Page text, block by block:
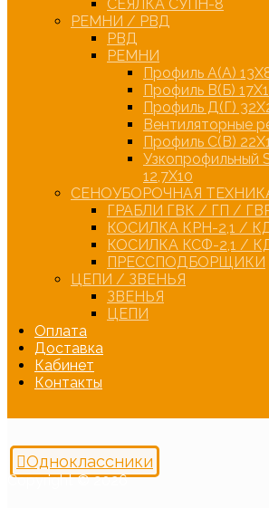
СЕЯЛКА СУПН-8
РЕМНИ / РВД
РВД
РЕМНИ
Профиль А(А)
Профиль В(Б)
Профиль Д(Г)
Вентиляторные
Профиль С(В)
Узкопрофильный
12,7Х10
СЕНОУБОРОЧНАЯ
ГРАБЛИ ГВК / ГП /
КОСИЛКА КРН-2,1 /
КОСИЛКА КСФ-2,1 /
ПРЕССПОДБОРЩИКИ
ЦЕПИ / ЗВЕНЬЯ
ЗВЕНЬЯ
ЦЕПИ
Оплата
Доставка
Кабинет
Контакты
Одноклассники
Copyright © 2026